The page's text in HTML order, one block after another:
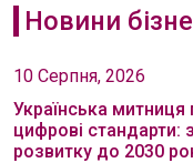
Новини
10 Серпня, 2026
Українська митниця
цифрові стандарти:
розвитку до 2030